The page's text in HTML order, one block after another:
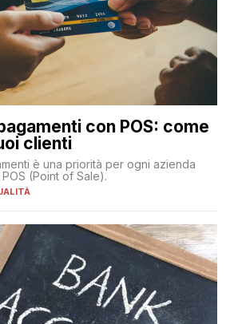
con POS: come
clienti
è una priorità per ogni azienda
(Point of Sale).